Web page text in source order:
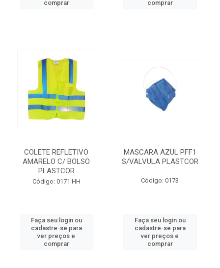
comprar
comprar
COLETE REFLETIVO
AMARELO C/ BOLSO
PLASTCOR
Código: 0171 HH
Faça seu login ou
cadastre-se para
ver preços e
comprar
MASCARA AZUL PFF1
S/VALVULA PLASTCOR
Código: 0173
Faça seu login ou
cadastre-se para
ver preços e
comprar